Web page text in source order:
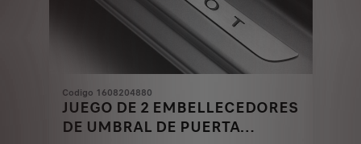
Codigo 1608204880
JUEGO DE 2 EMBELLECEDORES
DE UMBRAL DE PUERTA